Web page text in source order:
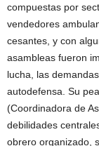
compuestas por
vendedores
cesantes, y con
asambleas fueron
lucha, las
autodefensa. Su
(Coordinadora de
debilidades
obrero organizado,